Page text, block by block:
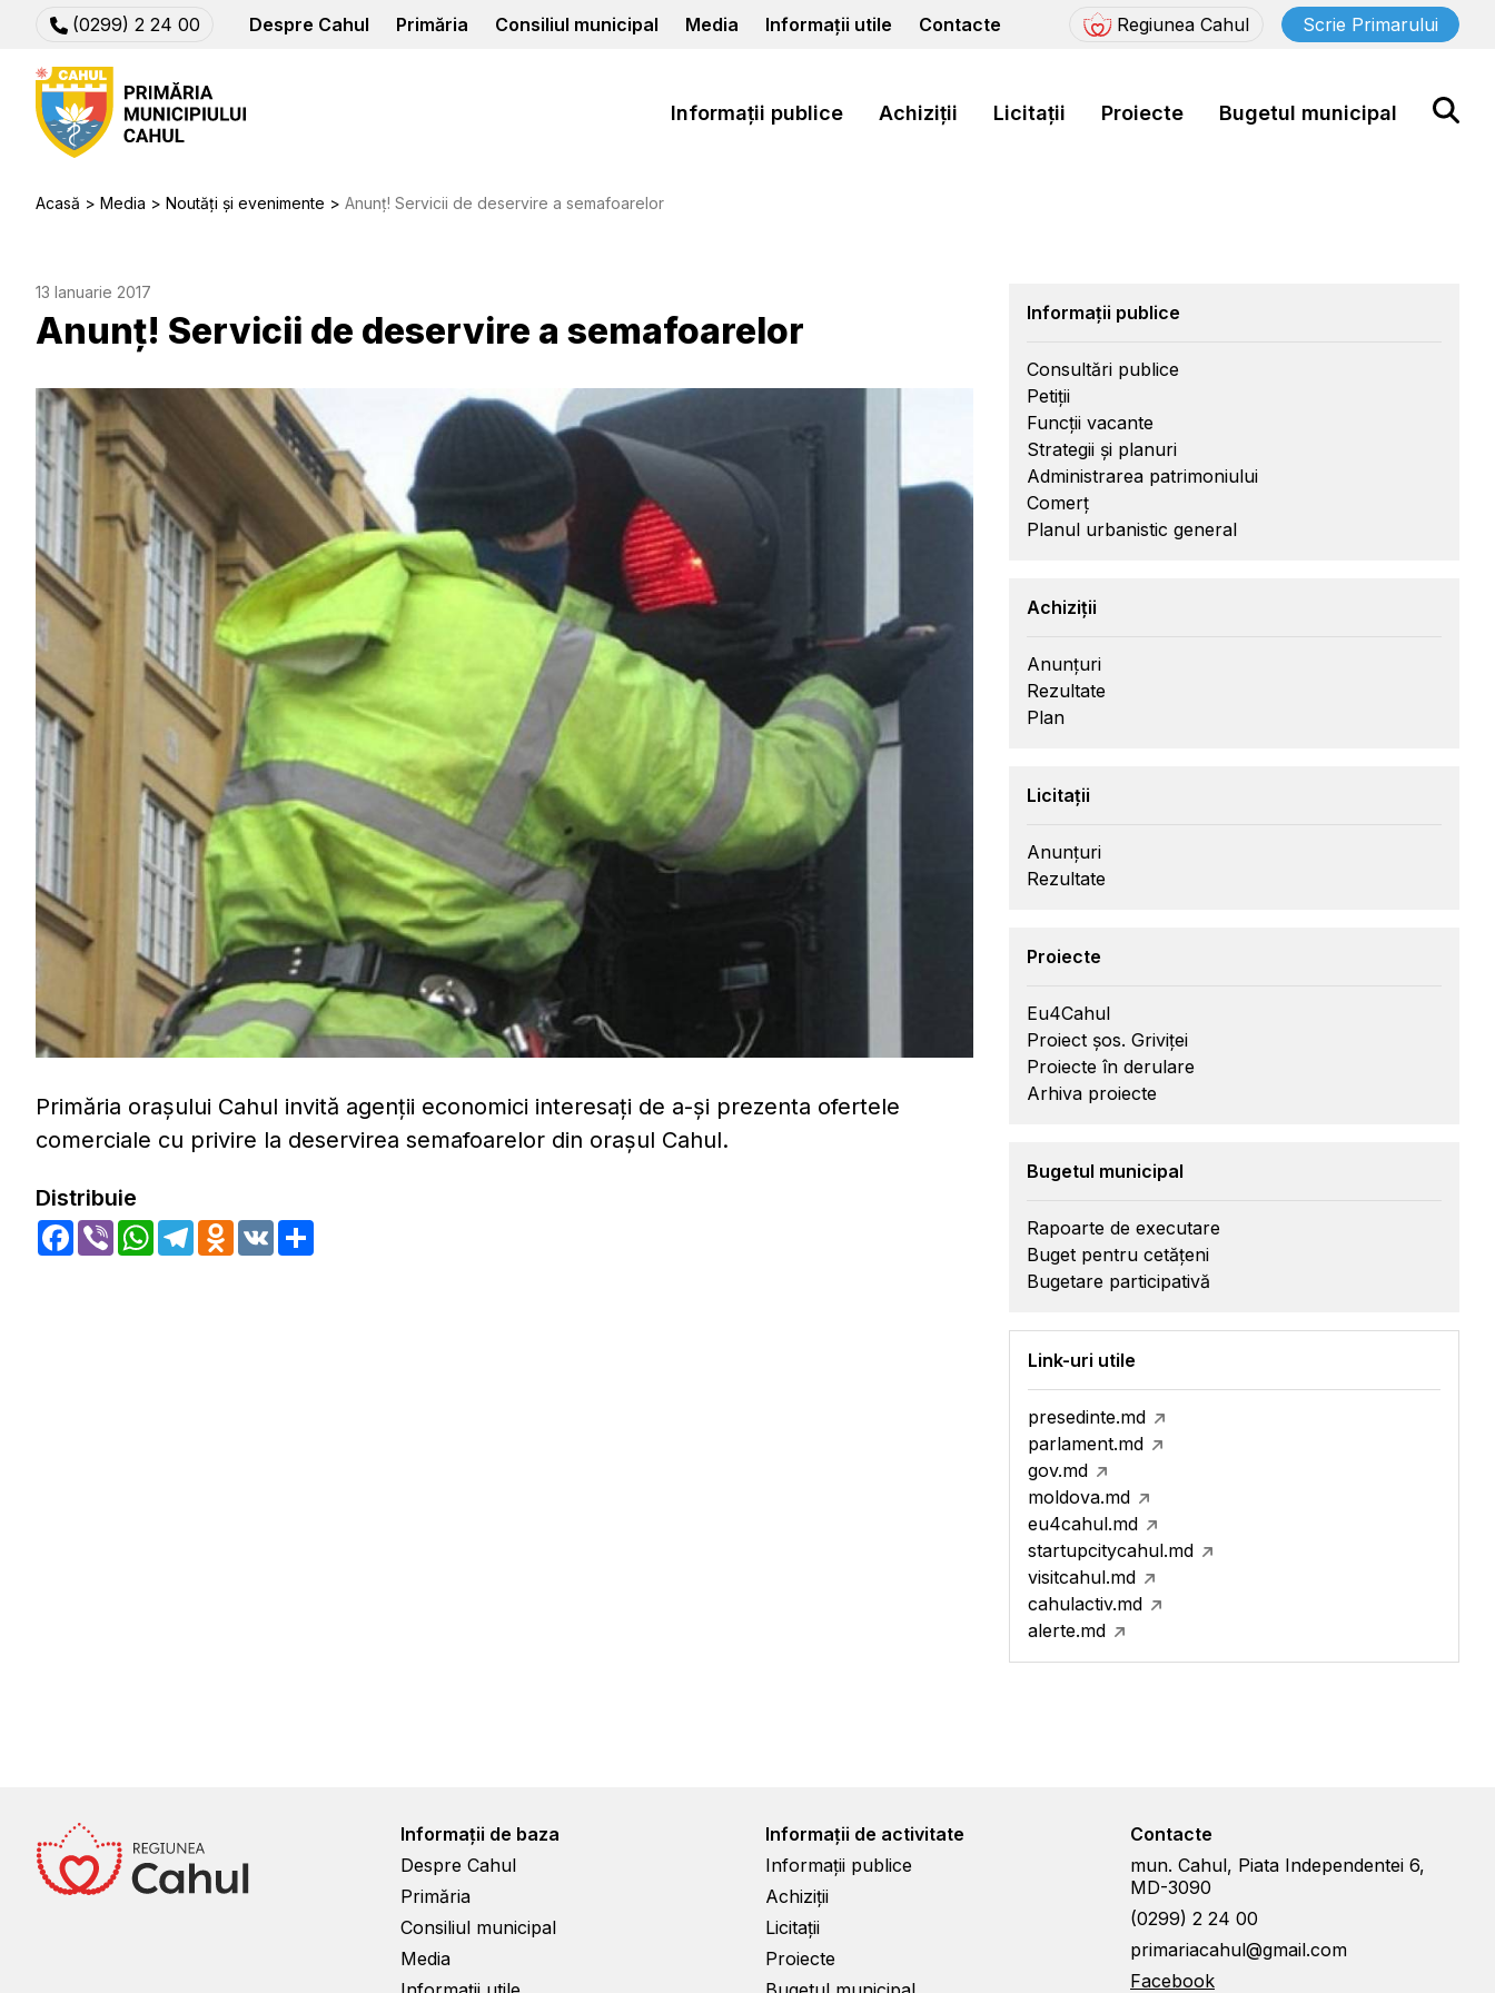
(0299) 2 24 00 Despre Cahul Primăria Consiliul municipal Media Informații utile Contacte Regiunea Cahul Scrie Primarului
Informații publice Achiziții Licitații Proiecte Bugetul municipal
Acasă Media Noutăți și evenimente Anunț! Servicii de deservire a semafoarelor
13 Ianuarie 2017
Anunț! Servicii de deservire a semafoarelor
Primăria orașului Cahul invită agenții economici interesați de a-și prezenta ofertele
comerciale cu privire la deservirea semafoarelor din orașul Cahul.
Distribuie
Facebook
Viber WhatsApp
TelegramOdnoklassniki
VK
Informații publice
Consultări publice
Petiții
Funcții vacante
Strategii și planuri
Administrarea patrimoniului
Comerț
Planul urbanistic general
Achiziții
Anunțuri
Rezultate
Plan
Licitații
Anunțuri
Rezultate
Proiecte
Eu4Cahul
Proiect șos. Griviței
Proiecte în derulare
Arhiva proiecte
Bugetul municipal
Rapoarte de executare
Buget pentru cetățeni
Bugetare participativă
Link-uri utile
presedinte.md
parlament.md
gov.md
moldova.md
eu4cahul.md
startupcitycahul.md
visitcahul.md
cahulactiv.md
alerte.md
Informații de baza
Despre Cahul
Primăria
Consiliul municipal
Media
Informații de activitate
Informații publice
Achiziții
Licitații
Proiecte
Contacte
mun. Cahul, Piata Independentei 6,
MD-3090
(0299) 2 24 00
primariacahul@gmail.com
Facebook